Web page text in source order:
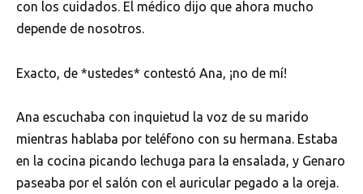
con los cuidados. El médico dijo que ahora mucho
depende de nosotros.
Exacto, de *ustedes* contestó Ana, ¡no de mí!
Ana escuchaba con inquietud la voz de su marido
mientras hablaba por teléfono con su hermana. Estaba
en la cocina picando lechuga para la ensalada, y Genaro
paseaba por el salón con el auricular pegado a la oreja.